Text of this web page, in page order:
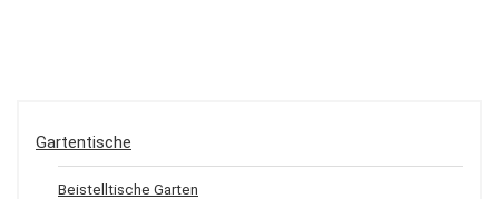
Gartentische
Beistelltische Garten